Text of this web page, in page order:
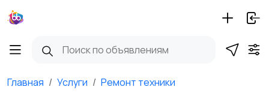
Главная Услуги Ремонт техники